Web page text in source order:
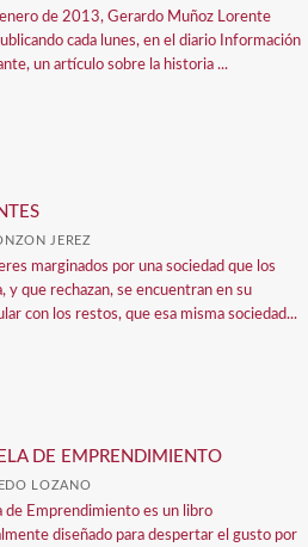
de 2013, Gerardo Muñoz Lorente
cada lunes, en el diario Información
un artículo sobre la historia ...
JEREZ
marginados por una sociedad que los
y que rechazan, se encuentran en su
con los restos, que esa misma sociedad...
DE EMPRENDIMIENTO
LOZANO
de Emprendimiento es un libro
diseñado para despertar el gusto por